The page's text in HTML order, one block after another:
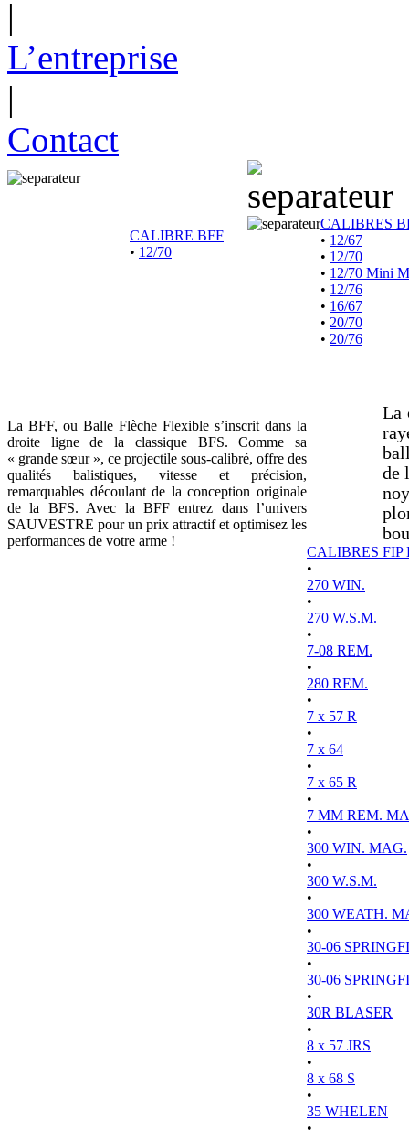
|
L’entreprise
|
Contact
CALIBRE BFF
• 12/70
CALIBRES
• 12/67
• 12/70
• 12/70 Mini
• 12/76
• 16/67
• 20/70
• 20/76
La BFF, ou Balle Flèche Flexible s’inscrit dans la
droite ligne de la classique BFS. Comme sa
« grande sœur », ce projectile sous-calibré, offre des
qualités balistiques, vitesse et précision,
remarquables découlant de la conception originale
de la BFS. Avec la BFF entrez dans l’univers
SAUVESTRE pour un prix attractif et optimisez les
performances de votre arme !
La
de
CALIBRES FIP
•
270 WIN.
•
270 W.S.M.
•
7-08 REM.
•
280 REM.
•
7 x 57 R
•
7 x 64
•
7 x 65 R
•
7 MM REM.
•
300 WIN. MAG.
•
300 W.S.M.
•
300 WEATH.
•
30-06
•
30-06
•
30R BLASER
•
8 x 57 JRS
•
8 x 68 S
•
35 WHELEN